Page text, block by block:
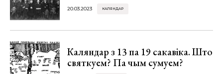
20.03.2023 КАЛЯНДАР
Каляндар з 13 па 19 сакавіка. Што
святкуем? Па чым сумуем?